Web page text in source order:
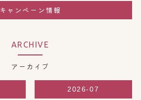
キャンペーン情報
ARCHIVE
アーカイブ
2026-07